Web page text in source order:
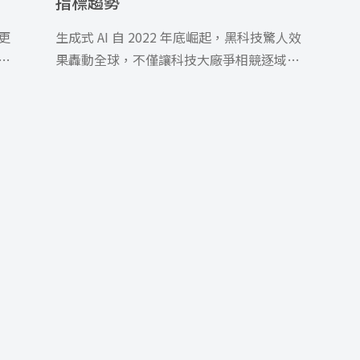
生成式 AI 自 2022 年底崛起，黑科技驚人效
果轟動全球，不僅讓科技大廠爭相競逐域，